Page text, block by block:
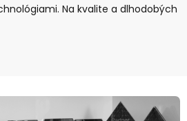
Na kvalite a dlhodobých